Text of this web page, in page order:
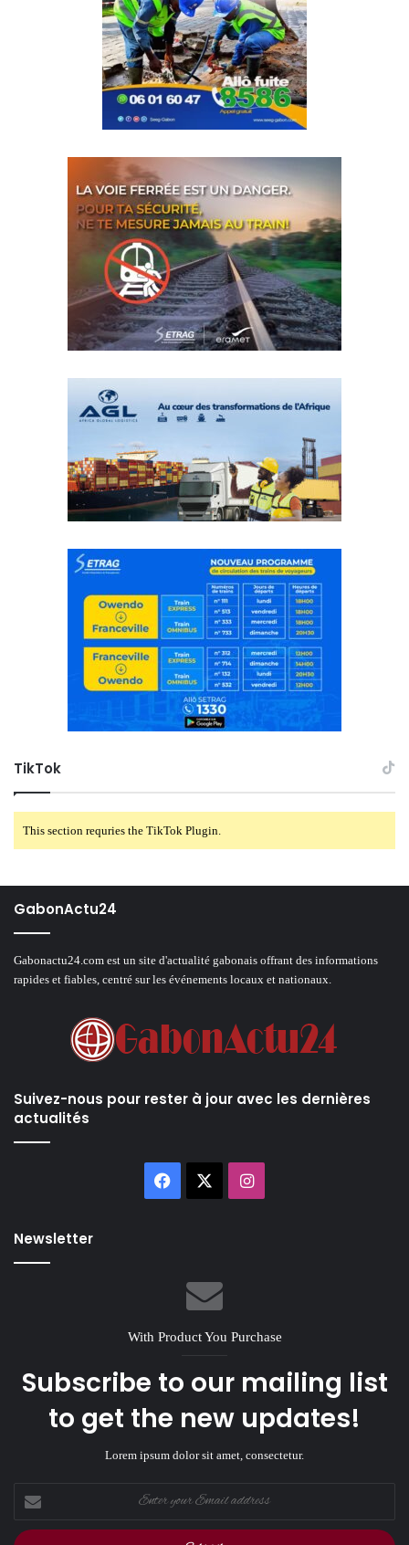
TikTok
This section requries the TikTok Plugin.
GabonActu24
Gabonactu24.com est un site d'actualité gabonais offrant des informations
rapides et fiables, centré sur les événements locaux et nationaux.
Suivez-nous pour rester à jour avec les dernières
actualités
Facebook Instagram
Newsletter
With Product You Purchase
Subscribe to our mailing list
to get the new updates!
Lorem ipsum dolor sit amet, consectetur.
your
Email